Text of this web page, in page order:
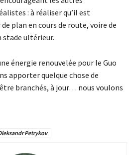
: à réaliser qu’il est
plan en cours de route, voire de
stade ultérieur.
énergie renouvelée pour le Guo
apporter quelque chose de
branchés, à jour… nous voulons
Petrykov